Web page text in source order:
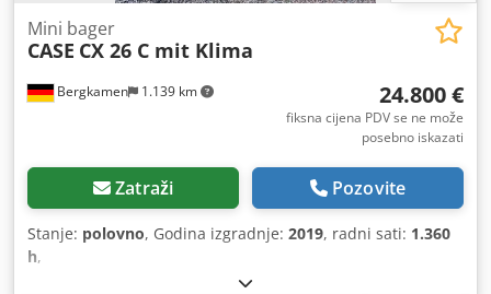
Bergkamen 1.139 km
Mini bager
CASE CX 26 C mit Klima
24.800 €
fiksna cijena PDV se ne može
posebno iskazati
Zatraži Pozovite
Stanje: polovno, Godina izgradnje: 2019, radni sati: 1.360
h,